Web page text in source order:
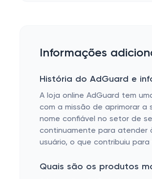
Informações
História do AdGuard e
A loja online AdGuard tem
com a missão de aprimorar
nome confiável no setor de
continuamente para atender
usuário, o que contribuiu
Quais são os produtos